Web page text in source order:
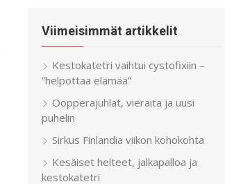
Viimeisimmät artikkelit
Kestokatetri vaihtui cystofixiin –
”helpottaa elämää”
Oopperajuhlat, vieraita ja uusi
puhelin
Sirkus Finlandia viikon kohokohta
Kesäiset helteet, jalkapalloa ja
kestokatetri